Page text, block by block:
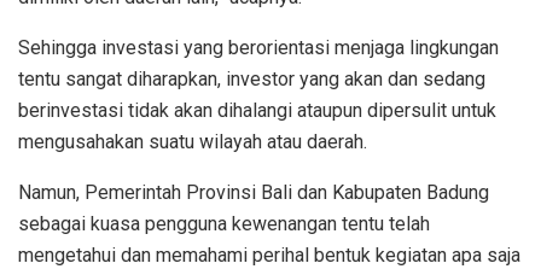
Sehingga investasi yang berorientasi menjaga lingkungan
tentu sangat diharapkan, investor yang akan dan sedang
berinvestasi tidak akan dihalangi ataupun dipersulit untuk
mengusahakan suatu wilayah atau daerah.
Namun, Pemerintah Provinsi Bali dan Kabupaten Badung
sebagai kuasa pengguna kewenangan tentu telah
mengetahui dan memahami perihal bentuk kegiatan apa saja